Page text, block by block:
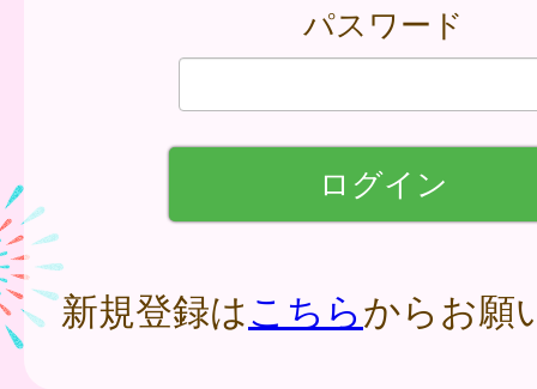
パスワード
新規登録はこちらからお願